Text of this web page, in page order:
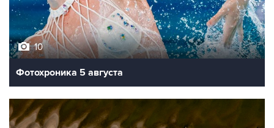
10
Фотохроника 5 августа